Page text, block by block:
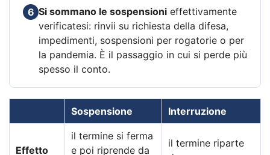
6 Si sommano le sospensioni effettivamente
verificatesi: rinvii su richiesta della difesa,
impedimenti, sospensioni per rogatorie o per
la pandemia. È il passaggio in cui si perde più
spesso il conto.
Sospensione Interruzione
Effetto
il termine si ferma
e poi riprende da
il termine riparte